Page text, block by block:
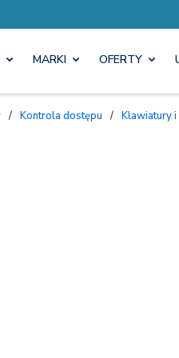
MARKI OFERTY
/ Kontrola dostępu / Klawiatury